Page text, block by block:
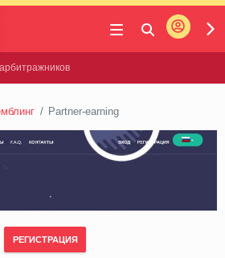
Войти
Partner-earning
РЕГИСТРАЦИЯ